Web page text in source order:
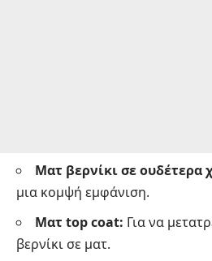
Ματ βερνίκι σε ουδέτερα
μια κομψή εμφάνιση.
Ματ top coat: Για να
βερνίκι σε ματ.